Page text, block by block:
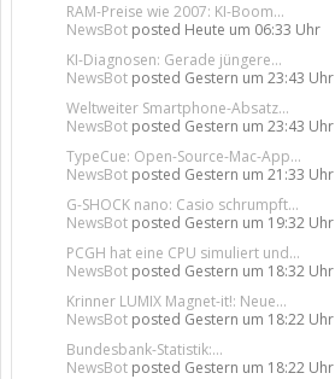
RAM-Preise wie 2007: KI-Boom...
NewsBot posted Heute um 06:33 Uhr
KI-Diagnosen: Gerade jüngere...
NewsBot posted Gestern um 23:43 Uhr
Weltweiter Smartphone-Absatz...
NewsBot posted Gestern um 23:43 Uhr
TypeCue: Open-Source-Mac-App...
NewsBot posted Gestern um 21:33 Uhr
G-SHOCK nano: Casio schrumpft...
NewsBot posted Gestern um 19:32 Uhr
PCGH hat eine CPU simuliert und...
NewsBot posted Gestern um 18:32 Uhr
Krinner LUMIX Magnet-it!: Neue...
NewsBot posted Gestern um 18:22 Uhr
Bundesbank-Statistik:...
NewsBot posted Gestern um 18:22 Uhr